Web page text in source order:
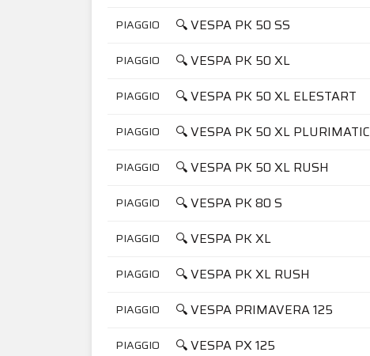
PIAGGIO 🔍 VESPA PK 50 SS
PIAGGIO 🔍 VESPA PK 50 XL
PIAGGIO 🔍 VESPA PK 50 XL ELESTART
PIAGGIO 🔍 VESPA PK 50 XL PLURIMATIC
PIAGGIO 🔍 VESPA PK 50 XL RUSH
PIAGGIO 🔍 VESPA PK 80 S
PIAGGIO 🔍 VESPA PK XL
PIAGGIO 🔍 VESPA PK XL RUSH
PIAGGIO 🔍 VESPA PRIMAVERA 125
PIAGGIO 🔍 VESPA PX 125